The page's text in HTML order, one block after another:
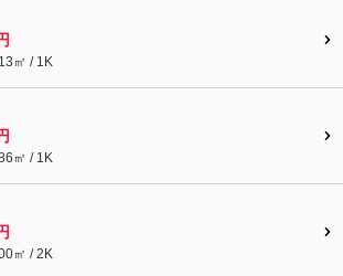
㎡ / 1K
㎡ / 1K
㎡ / 2K